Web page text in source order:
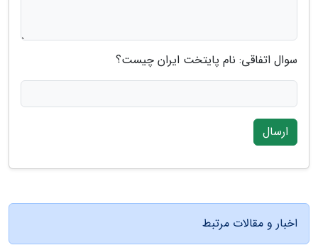
سوال اتفاقی: نام پایتخت ایران چیست؟
ارسال
اخبار و مقالات مرتبط